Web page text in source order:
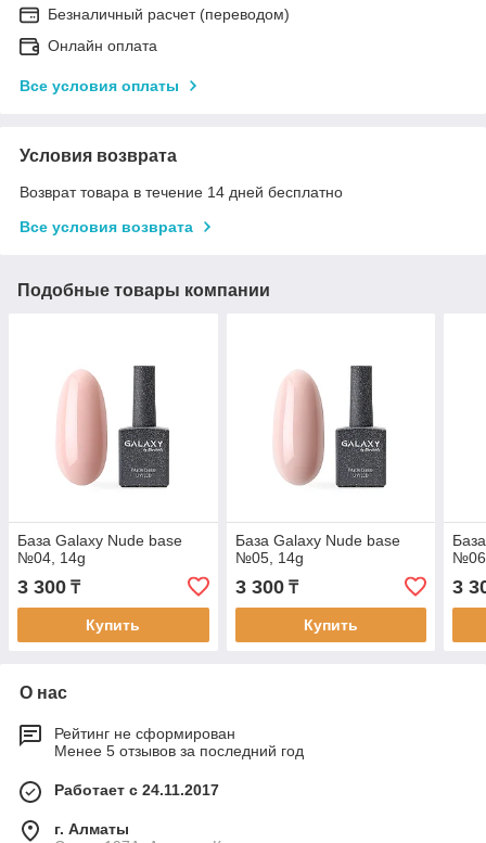
Безналичный расчет (переводом)
Онлайн оплата
Все условия оплаты
Условия возврата
Возврат товара в течение 14 дней бесплатно
Все условия возврата
Подобные товары компании
База Galaxy Nude base
№04, 14g
3 300 ₸
Купить
База Galaxy Nude base
№05, 14g
3 300₸
Купить
3
О нас
Рейтинг не сформирован
Менее 5 отзывов за последний год
Работает с 24.11.2017
г. Алматы